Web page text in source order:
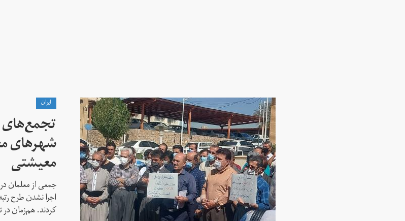
ايران
تجمع‌های
شهرهای
معیشتی
جمعی از معلمان
اجرا نشدن طرح
کردند. هم‌زمان